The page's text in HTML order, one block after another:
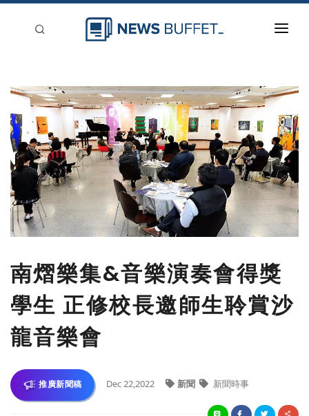
新聞稿分類
登入
刊登
南熠樂集&音樂演奏會得獎
學生 正修校長邀師生聆賞沙
龍音樂會
推廣新聞稿 Dec 22,2022 新聞 新聞時事